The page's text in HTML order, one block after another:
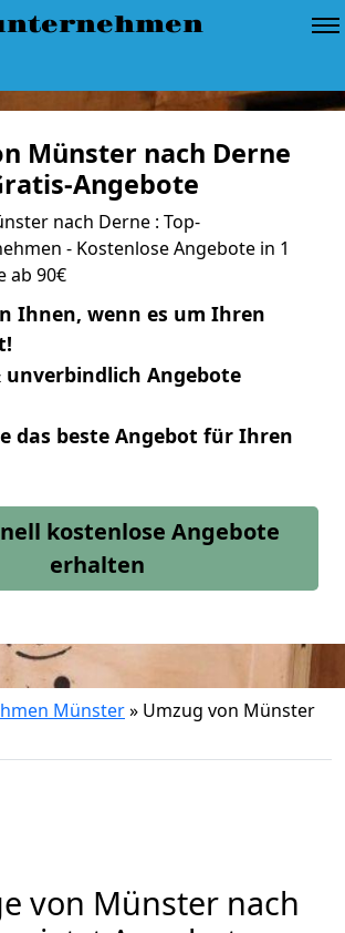
Münster nach Derne
Angebote
nach Derne : Top-
- Kostenlose Angebote in 1
ab 90€
Ihnen, wenn es um Ihren
unverbindlich Angebote
das beste Angebot für Ihren
kostenlose Angebote
erhalten
Münster» Umzug von Münster
von Münster nach